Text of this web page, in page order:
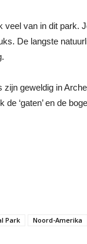
veel van in dit
De langste
geweldig in
‘gaten’ en de
Park Noord-Amerika